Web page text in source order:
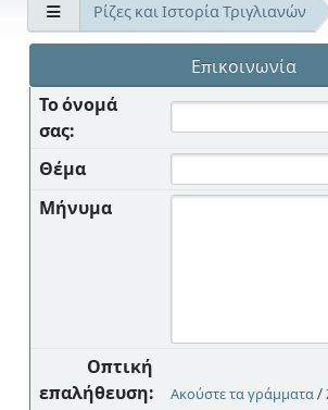
Ρίζες και Ιστορία Τριγλιανών
Επικοινωνία
Το όνομά
σας:
Θέμα
Μήνυμα
Οπτική
επαλήθευση:
Ακούστε τα γράμματα /